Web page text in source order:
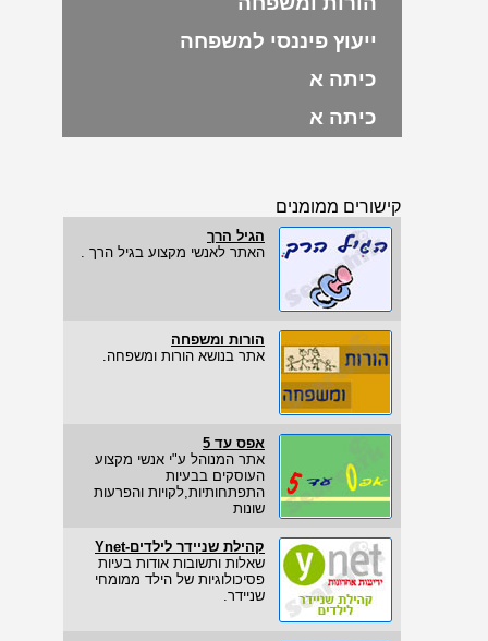
ייעוץ פיננסי למשפחה
כיתה א
כיתה א
קישורים ממומנים
הגיל הרך
האתר לאנשי מקצוע בגיל הרך .
הורות ומשפחה
אתר בנושא הורות ומשפחה.
אפס עד 5
אתר המנוהל ע"י אנשי מקצוע
העוסקים בבעיות
התפתחותיות,לקויות והפרעות
שונות
קהילת שניידר לילדים-Ynet
שאלות ותשובות אודות בעיות
פסיכולוגיות של הילד ממומחי
שניידר.